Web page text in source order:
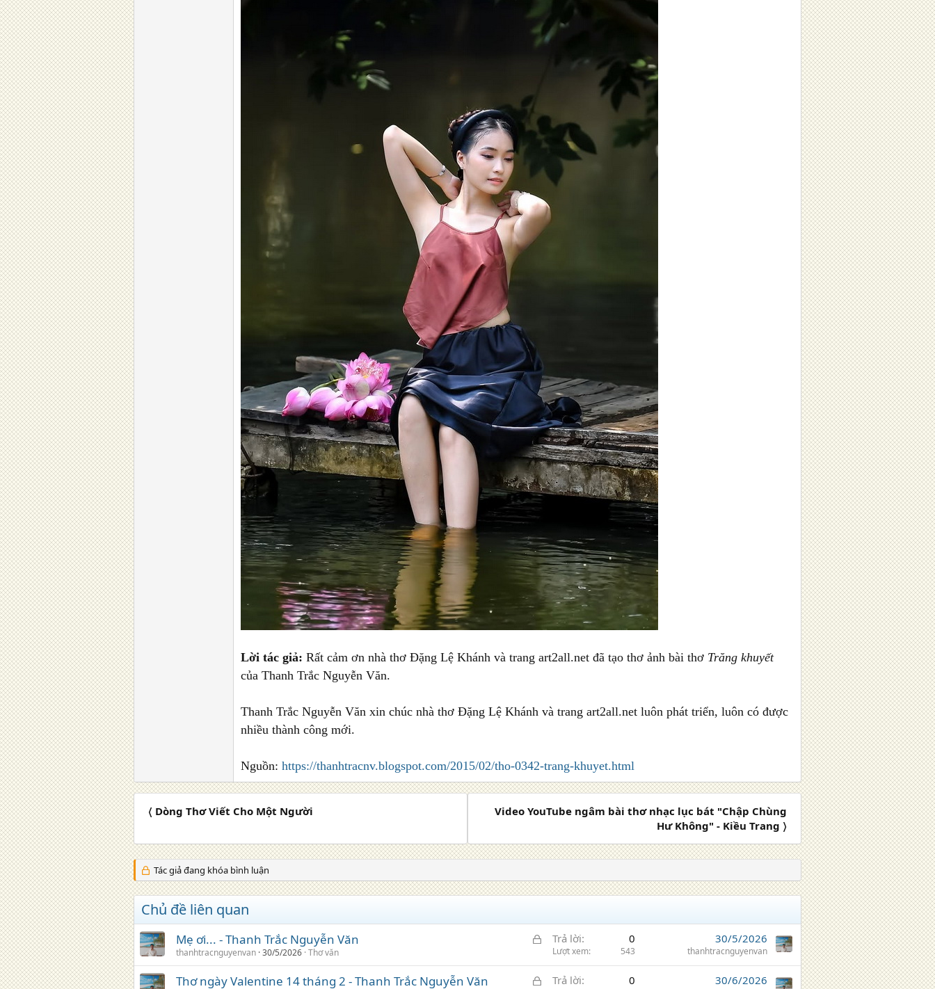
Lời tác giả: Rất cảm ơn nhà thơ Đặng Lệ Khánh và trang art2all.net đã tạo thơ ảnh bài thơ Trăng khuyết
của Thanh Trắc Nguyễn Văn.
Thanh Trắc Nguyễn Văn xin chúc nhà thơ Đặng Lệ Khánh và trang art2all.net luôn phát triển, luôn có được
nhiều thành công mới.
Nguồn: https://thanhtracnv.blogspot.com/2015/02/tho-0342-trang-khuyet.html
〈 Dòng Thơ Viết Cho Một Người
Video YouTube ngâm bài thơ nhạc lục bát "Chập Chùng
Hư Không" - Kiều Trang 〉
Tác giả đang khóa bình luận
Chủ đề liên quan
K
ó
a
Mẹ ơi... - Thanh Trắc Nguyễn Văn
thanhtracnguyenvan 30/5/2026 Thơ văn
Trả lời 0
Lượt xem 543
30/5/2026
thanhtracnguyenvan
K
Thơ ngày Valentine 14 tháng 2 - Thanh Trắc Nguyễn Văn Trả lời 0 30/6/2026